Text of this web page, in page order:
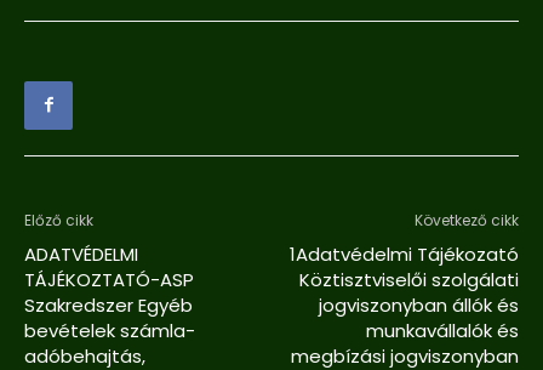
Előző cikk
ADATVÉDELMI
TÁJÉKOZTATÓ-ASP
Szakredszer Egyéb
bevételek számla-
adóbehajtás,
Következő cikk
1Adatvédelmi Tájékozató
Köztisztviselői szolgálati
jogviszonyban állók és
munkavállalók és
megbízási jogviszonyban